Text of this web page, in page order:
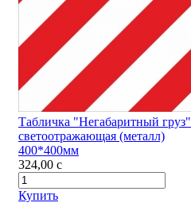
Табличка "Негабаритный груз"
светоотражающая (металл)
400*400мм
324,00 c
Купить